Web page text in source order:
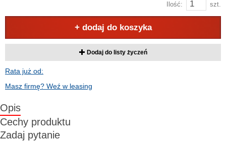
Ilość: szt.
+ dodaj do koszyka
Dodaj do listy życzeń
Rata już od:
Masz firmę? Weź w leasing
Opis
Cechy produktu
Zadaj pytanie